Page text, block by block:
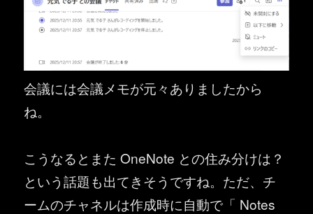
会議には会議メモが元々ありましたから
ね。
こうなるとまた OneNote との住み分けは？
という話題も出てきそうですね。ただ、チ
ームのチャネルは作成時に自動で「 Notes